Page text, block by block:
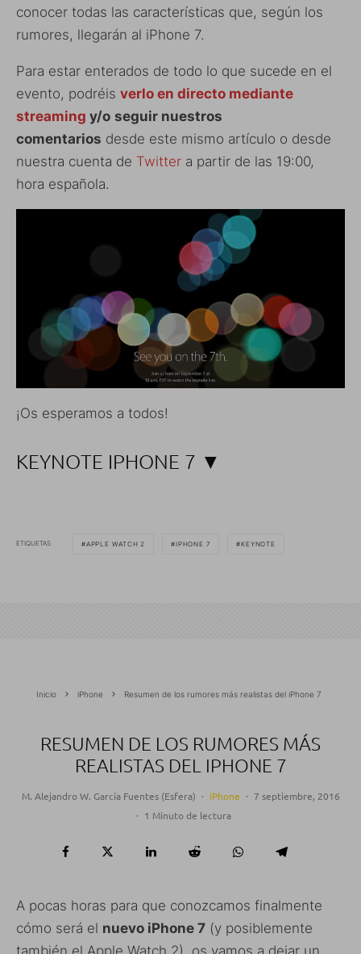
conocer todas las características que, según los
rumores, llegarán al iPhone 7.
Para estar enterados de todo lo que sucede en el
evento, podréis verlo en directo mediante
streaming y/o seguir nuestros
comentarios desde este mismo artículo o desde
nuestra cuenta de Twitter a partir de las 19:00,
hora española.
¡Os esperamos a todos!
KEYNOTE IPHONE 7 ▼
ETIQUETAS APPLE WATCH 2 IPHONE 7 KEYNOTE
Inicio iPhone Resumen de los rumores más realistas del iPhone 7
RESUMEN DE LOS RUMORES MÁS
REALISTAS DEL IPHONE 7
M. Alejandro W. García Fuentes (Esfera) · iPhone · 7 septiembre, 2016
· 1 Minuto de lectura
A pocas horas para que conozcamos finalmente
cómo será el nuevo iPhone 7 (y posiblemente
también el Apple Watch 2), os vamos a dejar un